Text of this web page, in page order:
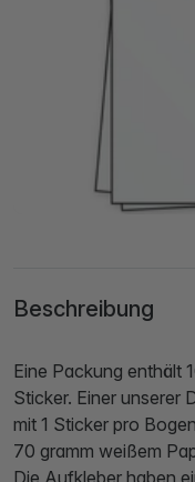
Beschreibung
Eine Packung enthält
Sticker. Einer unserer
mit 1 Sticker pro
70 gramm weißem